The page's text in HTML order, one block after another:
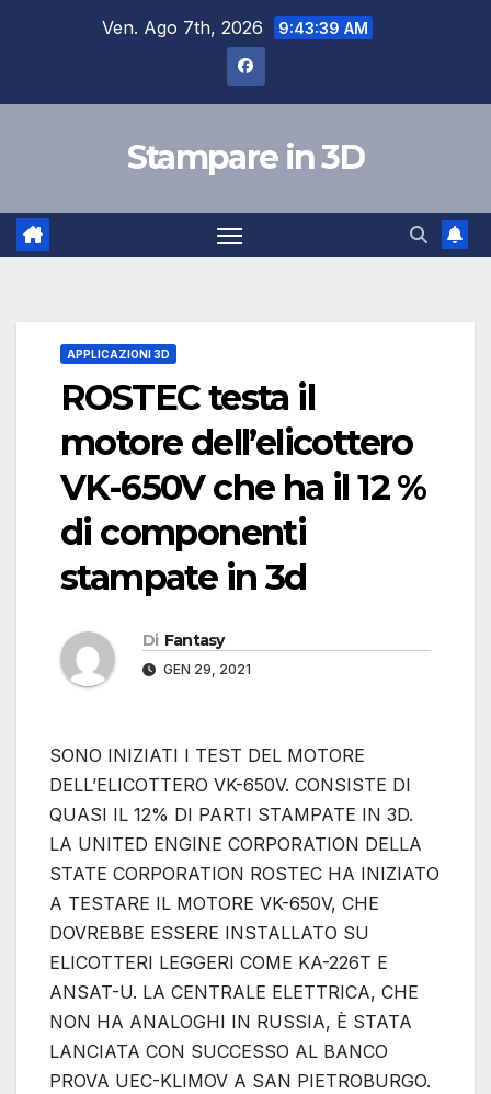
Ven. Ago 7th, 2026 9:43:40 AM
Stampare in 3D
APPLICAZIONI 3D
ROSTEC testa il
motore dell’elicottero
VK-650V che ha il 12 %
di componenti
stampate in 3d
Di Fantasy
GEN 29, 2021
SONO INIZIATI I TEST DEL MOTORE
DELL’ELICOTTERO VK-650V. CONSISTE DI
QUASI IL 12% DI PARTI STAMPATE IN 3D.
LA UNITED ENGINE CORPORATION DELLA
STATE CORPORATION ROSTEC HA INIZIATO
A TESTARE IL MOTORE VK-650V, CHE
DOVREBBE ESSERE INSTALLATO SU
ELICOTTERI LEGGERI COME KA-226T E
ANSAT-U. LA CENTRALE ELETTRICA, CHE
NON HA ANALOGHI IN RUSSIA, È STATA
LANCIATA CON SUCCESSO AL BANCO
PROVA UEC-KLIMOV A SAN PIETROBURGO.